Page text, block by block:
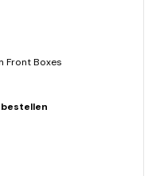
Front Boxes